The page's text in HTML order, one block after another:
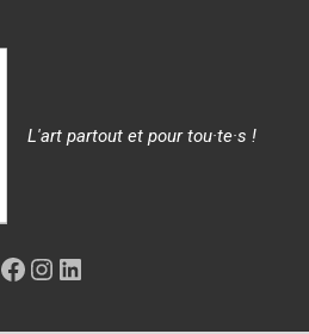
L'art partout et pour tou·te·s !
Facebook
Instagram
LinkedIn